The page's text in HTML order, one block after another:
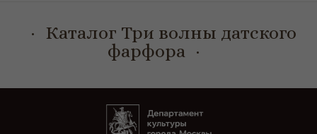
Каталог Три волны датского
фарфора